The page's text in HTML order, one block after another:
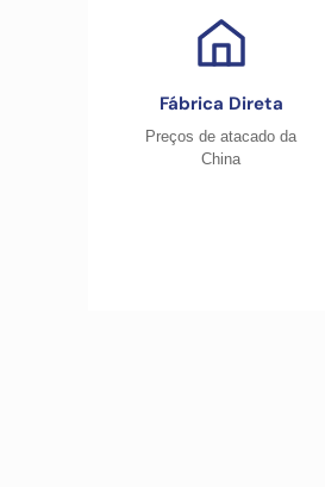
Fábrica Direta
Preços de atacado da
China